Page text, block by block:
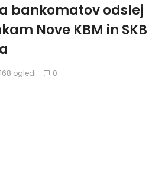
bankomatov odslej
Nove KBM in SKB
168 ogledi 0